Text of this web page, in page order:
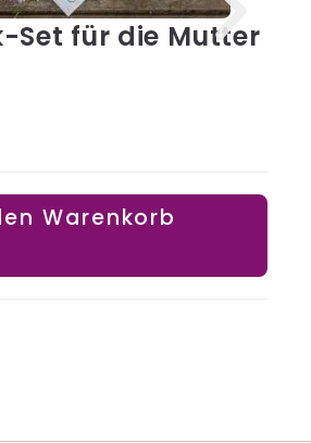
Set für die Mutter
Warenkorb